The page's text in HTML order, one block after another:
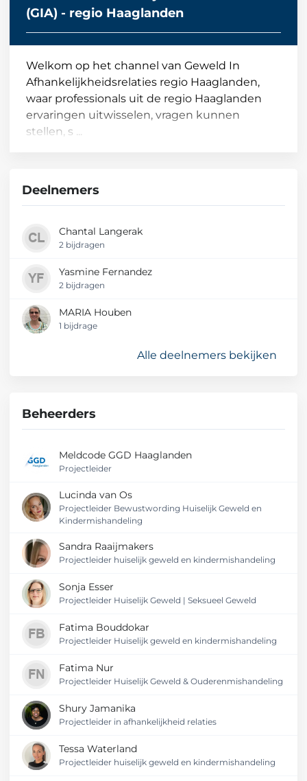
(GIA) - regio Haaglanden
Welkom op het channel van Geweld In
Afhankelijkheidsrelaties regio Haaglanden,
waar professionals uit de regio Haaglanden
ervaringen uitwisselen, vragen kunnen
stellen, s ...
Deelnemers
Chantal Langerak
2 bijdragen
Yasmine Fernandez
2 bijdragen
MARIA Houben
1 bijdrage
Alle deelnemers bekijken
Beheerders
Meldcode GGD Haaglanden
Projectleider
Lucinda van Os
Projectleider Bewustwording Huiselijk Geweld en
Kindermishandeling
Sandra Raaijmakers
Projectleider huiselijk geweld en kindermishandeling
Sonja Esser
Projectleider Huiselijk Geweld | Seksueel Geweld
Fatima Bouddokar
Projectleider Huiselijk geweld en kindermishandeling
Fatima Nur
Projectleider Huiselijk Geweld & Ouderenmishandeling
Shury Jamanika
Projectleider in afhankelijkheid relaties
Tessa Waterland
Projectleider huiselijk geweld en kindermishandeling